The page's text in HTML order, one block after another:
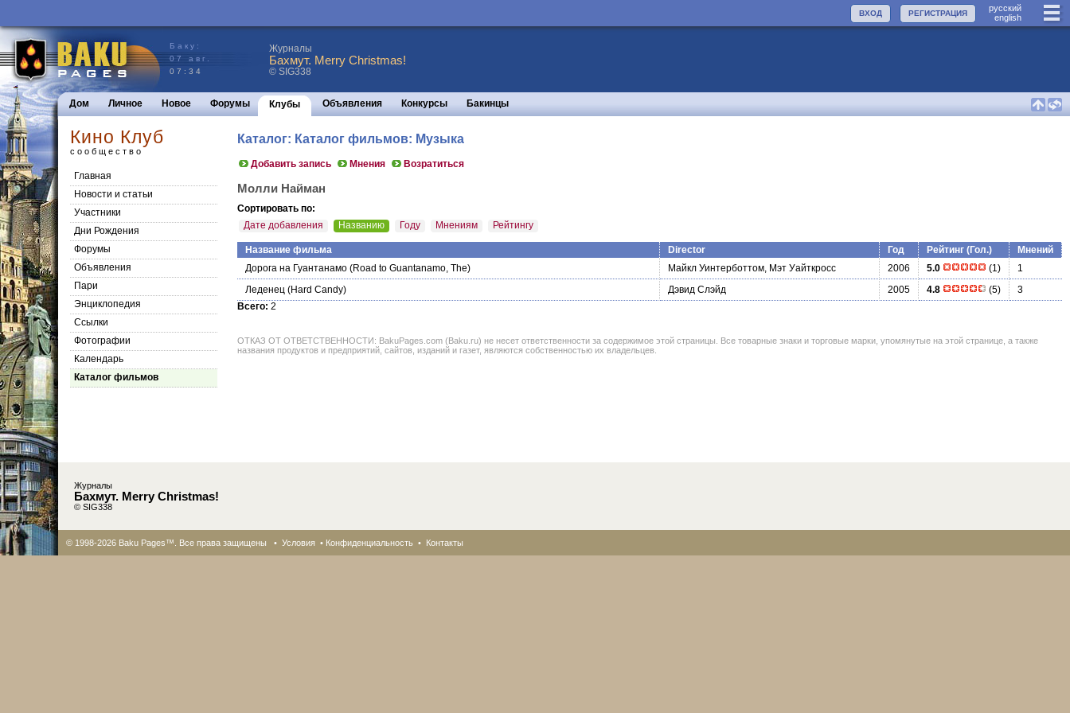
руccкий
english
РЕГИСТРАЦИЯ
ВХОД
Баку:
07 авг.
07:34
Журналы
Бахмут. Merry Christmas!
© SIG338
Дом Личное Новое Форумы Клубы Объявления Конкурсы Бакинцы
Кино Клуб
сообщество
Главная
Новости и статьи
Участники
Дни Рождения
Форумы
Объявления
Пари
Энциклопедия
Cсылки
Фотографии
Календарь
Каталог фильмов
Каталог: Каталог фильмов: Музыка
Добавить запись Мнения Возратиться
Молли Найман
Сортировать по:
Дате добавления
Названию Году Мнениям Рейтингу
Название фильма Director Год Рейтинг (Гол.)
Мнений
Дорога на Гуантанамо (Road to Guantanamo, The) Майкл Уинтерботтом, Мэт Уайткросс 2006 5.0 (1)
1
Леденец (Hard Candy) Дэвид Слэйд 2005 4.8 (5)
3
Всего: 2
ОТКАЗ ОТ ОТВЕТСТВЕННОСТИ: BakuPages.com (Baku.ru) не несет ответственности за содержимое этой страницы. Все товарные знаки и торговые марки, упомянутые на этой странице, а также
названия продуктов и предприятий, сайтов, изданий и газет, являются собственностью их владельцев.
Журналы
Бахмут. Merry Christmas!
© SIG338
© 1998-2026 Baku Pages™. Все права защищены • Условия • Конфиденциальность • Контакты